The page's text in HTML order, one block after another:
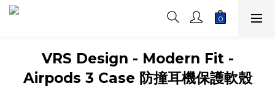
VRS Design - Modern Fit -
Airpods 3 Case 防撞耳機保護軟殼